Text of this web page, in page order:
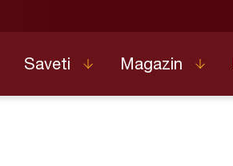
Saveti Magazin